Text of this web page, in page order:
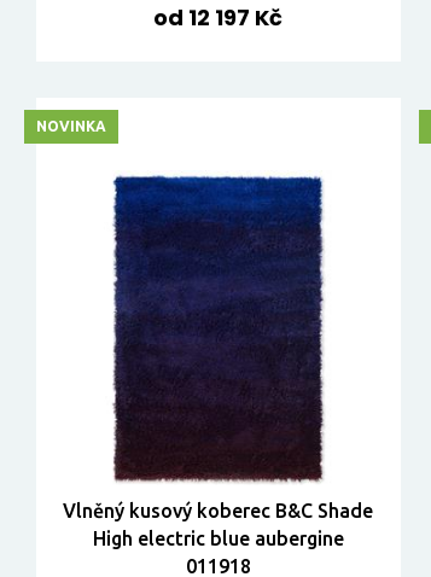
od 12 197 Kč
Vlněný kusový koberec B&C Shade
High electric blue aubergine
011918
NOVINKA